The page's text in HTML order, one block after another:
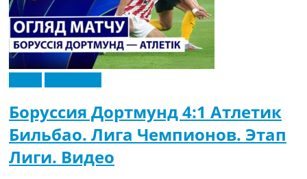
Боруссия Дортмунд 4:1 Атлетик
Бильбао. Лига Чемпионов. Этап
Лиги. Видео